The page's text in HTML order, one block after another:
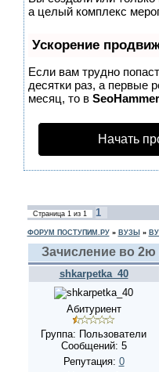
а целый комплекс
Ускорение
Если вам трудно
десятки раз, а первые
месяц, то в SeoHammer
Начать
Страница 1из 1 1
ФОРУМ ПОСТУПИМ.РУ» ВУЗЫ »
Зачисление во 2ю
shkarpetka_40
Абитуриент
Группа: Пользователи
Сообщений: 5
Репутация: 0